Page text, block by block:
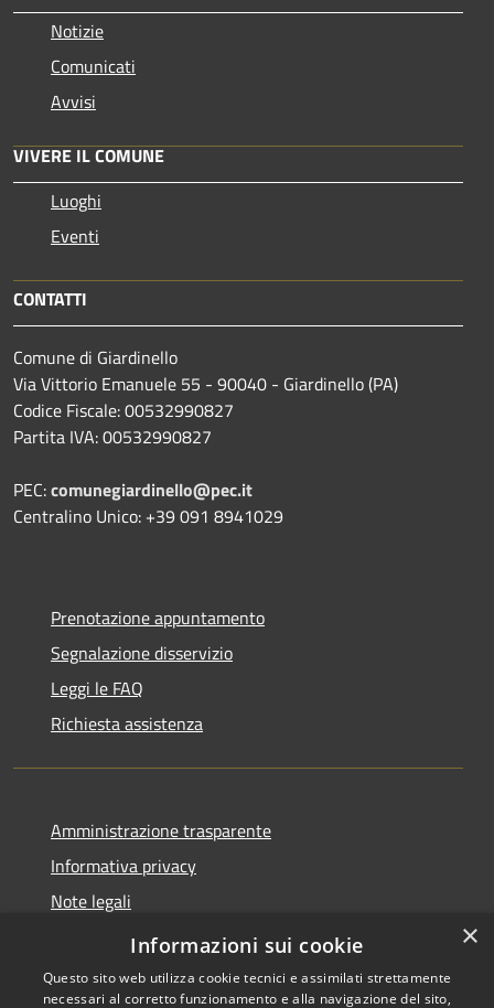
Notizie
Comunicati
Avvisi
VIVERE IL COMUNE
Luoghi
Eventi
CONTATTI
Comune di Giardinello
Via Vittorio Emanuele 55 - 90040 - Giardinello (PA)
Codice Fiscale: 00532990827
Partita IVA: 00532990827
PEC:comunegiardinello@pec.it
Centralino Unico: +39 091 8941029
Prenotazione appuntamento
Segnalazione disservizio
Leggi le FAQ
Richiesta assistenza
Amministrazione trasparente
Informativa privacy
Note legali
Dichiarazione di accessibilità
×
Informazioni sui cookie
Questo sito web utilizza cookie tecnici e assimilati strettamente
necessari al corretto funzionamento e alla navigazione del sito,